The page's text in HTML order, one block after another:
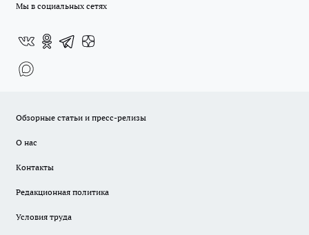
Мы в социальных сетях
Обзорные статьи и пресс-релизы
О нас
Контакты
Редакционная политика
Условия труда